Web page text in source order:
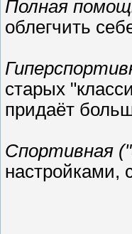
Полная
облегчить
старых
придаёт
Спортивная
настройками,